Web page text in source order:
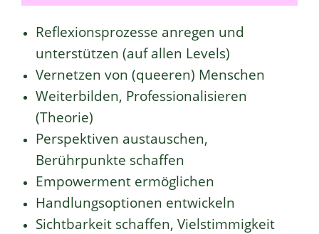
Reflexionsprozesse anregen und
unterstützen (auf allen Levels)
Vernetzen von (queeren) Menschen
Weiterbilden, Professionalisieren
(Theorie)
Perspektiven austauschen,
Berührpunkte schaffen
Empowerment ermöglichen
Handlungsoptionen entwickeln
Sichtbarkeit schaffen, Vielstimmigkeit